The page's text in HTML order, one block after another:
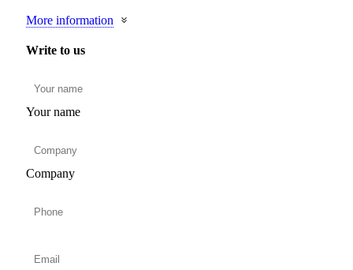
More information
Write to us
Your name
Company